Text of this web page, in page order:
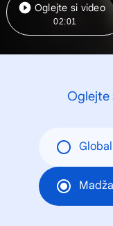
Oglejte si video
02:01
Oglejte